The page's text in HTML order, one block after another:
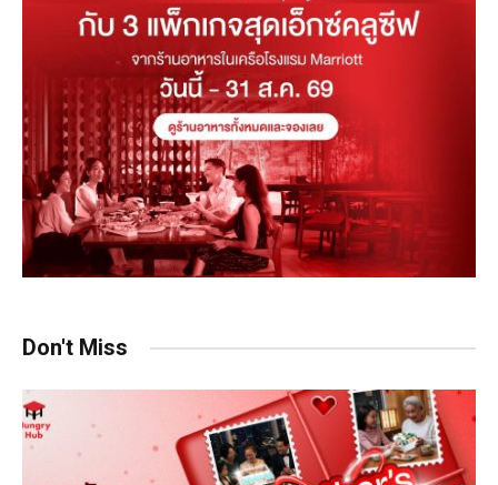
Don't Miss